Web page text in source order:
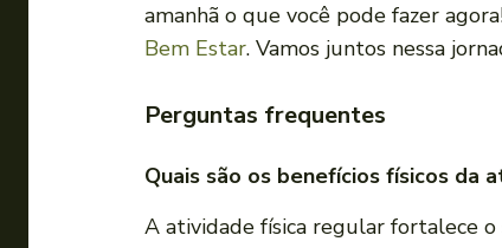
amanhã o que você pode fazer
Bem Estar. Vamos juntos nessa
Perguntas frequentes
Quais são os benefícios físicos da
A atividade física regular fortalece o